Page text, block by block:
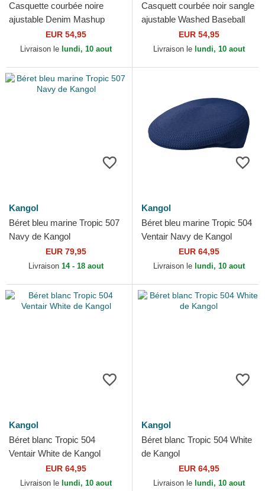
Casquette courbée noire
ajustable Denim Mashup
Black Trompe L'Oeil Kangol
EUR 54,95
Livraison le lundi, 10 aout
Casquett courbée noir sangle
ajustable Washed Baseball
Black de Kangol
EUR 54,95
Livraison le lundi, 10 aout
Kangol
Béret bleu marine Tropic 507
Navy de Kangol
EUR 79,95
Livraison 14 - 18 aout
Kangol
Béret bleu marine Tropic 504
Ventair Navy de Kangol
EUR 64,95
Livraison le lundi, 10 aout
Kangol
Béret blanc Tropic 504
Ventair White de Kangol
EUR 64,95
Livraison le lundi, 10 aout
Kangol
Béret blanc Tropic 504 White
de Kangol
EUR 64,95
Livraison le lundi, 10 aout